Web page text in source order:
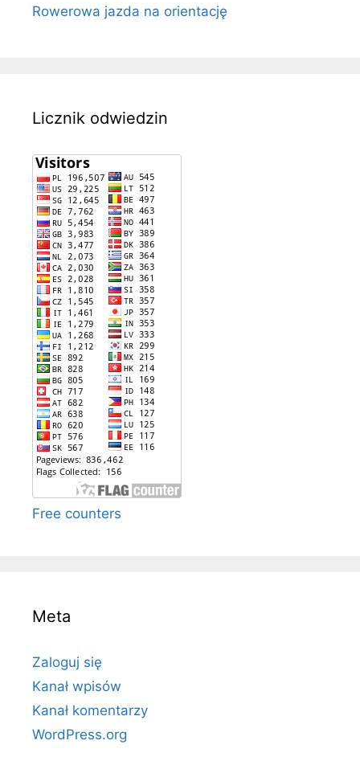
Rowerowa jazda na orientację
Licznik odwiedzin
Free counters
Meta
Zaloguj się
Kanał wpisów
Kanał komentarzy
WordPress.org